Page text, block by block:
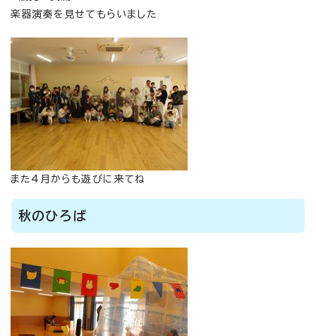
楽器演奏を見せてもらいました
また4月からも遊びに来てね
秋のひろば